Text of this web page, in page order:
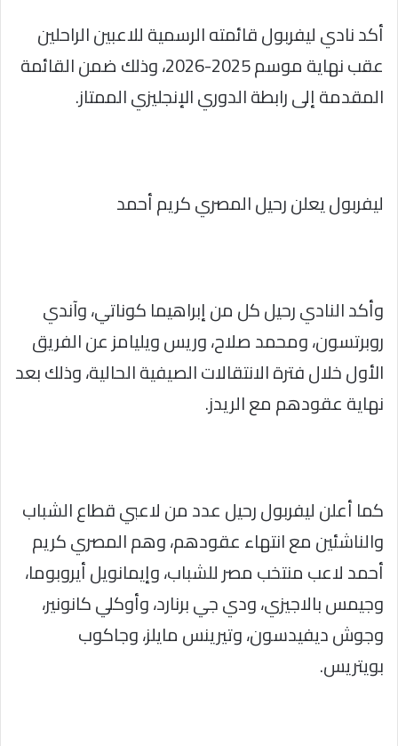
أكد نادي ليفربول قائمته الرسمية للاعبين الراحلين
عقب نهاية موسم 2025-2026، وذلك ضمن القائمة
المقدمة إلى رابطة الدوري الإنجليزي الممتاز.
ليفربول يعلن رحيل المصري كريم أحمد
وأكد النادي رحيل كل من إبراهيما كوناتي، وآندي
روبرتسون، ومحمد صلاح، وريس ويليامز عن الفريق
الأول خلال فترة الانتقالات الصيفية الحالية، وذلك بعد
نهاية عقودهم مع الريدز.
كما أعلن ليفربول رحيل عدد من لاعبي قطاع الشباب
والناشئين مع انتهاء عقودهم، وهم المصري كريم
أحمد لاعب منتخب مصر للشباب، وإيمانويل أيروبوما،
وجيمس بالاجيزي، ودي جي برنارد، وأوكلي كانونير،
وجوش ديفيدسون، وتيرينس مايلز، وجاكوب
بويتريس.